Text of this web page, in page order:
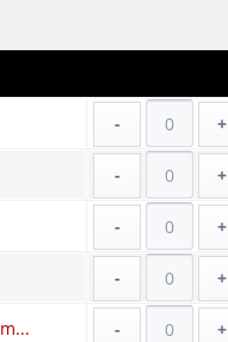
- +
- +
- +
- +
- +